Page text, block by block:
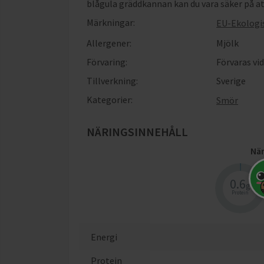
blågula gräddkannan kan du vara säker på
Märkningar:
EU-
Allergener:
Mjölk
Förvaring:
Förvaras
Tillverkning:
Sverige
Kategorier:
Smör
NÄRINGSINNEHÅLL
0.6g
Protein
Energi
Protein